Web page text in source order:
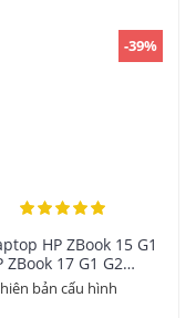
-39%
HP ZBook 15 G1
ZBook 17 G1 G2
bản cấu hình